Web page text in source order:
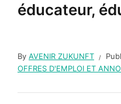
éducateur,
By AVENIR ZUKUNFT
OFFRES D'EMPLOI ET